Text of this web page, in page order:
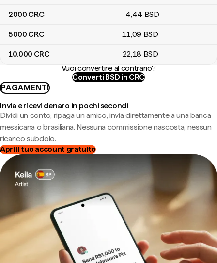
2000 CRC 4,44 BSD
5000 CRC 11,09 BSD
10.000 CRC 22,18 BSD
Vuoi convertire al contrario?
Converti BSD in CRC
PAGAMENTI
Invia e ricevi denaro in pochi secondi
Dividi un conto, ripaga un amico, invia direttamente a una banca
messicana o brasiliana. Nessuna commissione nascosta, nessun
ricarico subdolo.
Apri il tuo account gratuito